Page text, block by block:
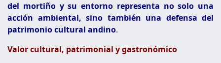
del mortiño y su entorno representa no solo una
acción ambiental, sino también una defensa del
patrimonio cultural andino.
Valor cultural, patrimonial y gastronómico